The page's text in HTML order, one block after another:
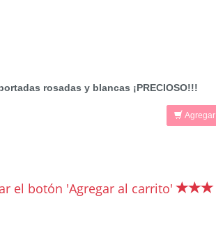
rosadas y blancas ¡PRECIOSO!!!
el botón 'Agregar al carrito'